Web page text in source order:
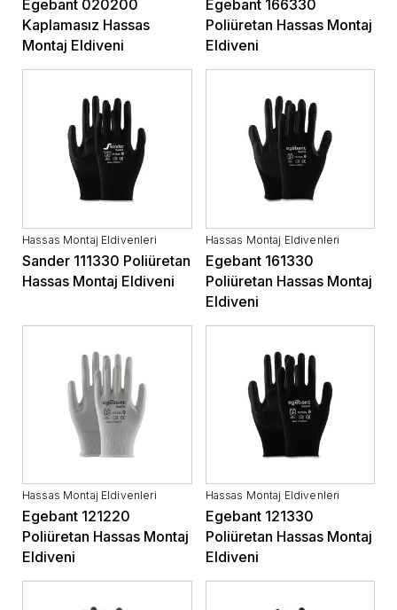
Egebant 020200
Kaplamasız Hassas
Montaj Eldiveni
Egebant 166330
Poliüretan Hassas Montaj
Eldiveni
Hassas Montaj Eldivenleri
Sander 111330 Poliüretan
Hassas Montaj Eldiveni
Hassas Montaj Eldivenleri
Egebant 161330
Poliüretan Hassas Montaj
Eldiveni
Hassas Montaj Eldivenleri
Egebant 121220
Poliüretan Hassas Montaj
Eldiveni
Hassas Montaj Eldivenleri
Egebant 121330
Poliüretan Hassas Montaj
Eldiveni